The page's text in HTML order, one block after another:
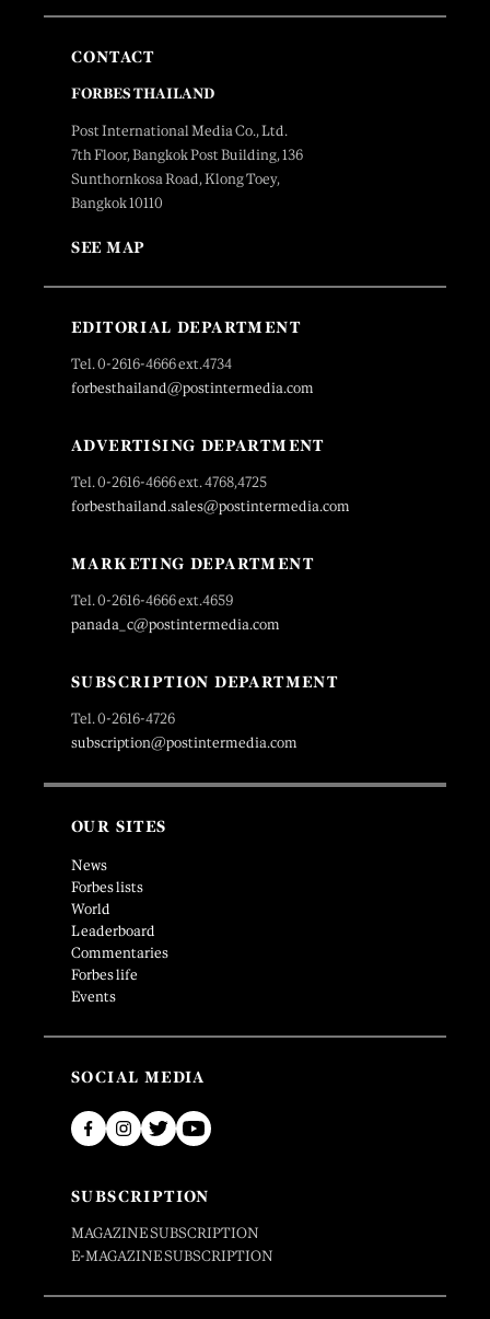
CONTACT
FORBES THAILAND
Post International Media Co., Ltd.
7th Floor, Bangkok Post Building, 136
Sunthornkosa Road, Klong Toey,
Bangkok 10110
SEE MAP
EDITORIAL DEPARTMENT
Tel. 0-2616-4666 ext.4734
forbesthailand@postintermedia.com
ADVERTISING DEPARTMENT
Tel. 0-2616-4666 ext. 4768,4725
forbesthailand.sales@postintermedia.com
MARKETING DEPARTMENT
Tel. 0-2616-4666 ext.4659
panada_c@postintermedia.com
SUBSCRIPTION DEPARTMENT
Tel. 0-2616-4726
subscription@postintermedia.com
OUR SITES
News
Forbes lists
World
Leaderboard
Commentaries
Forbes life
Events
SOCIAL MEDIA
SUBSCRIPTION
MAGAZINE SUBSCRIPTION
E-MAGAZINE SUBSCRIPTION